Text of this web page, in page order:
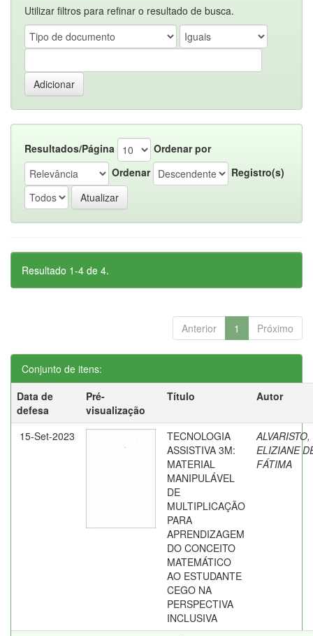
Utilizar filtros para refinar o resultado de busca.
Resultados/Página
Ordenar por
Ordenar
Registro(s)
Resultado 1-4 de 4.
Anterior 1 Próximo
Conjunto de itens:
Data de
defesa
Pré-
visualização
Título Autor
15-Set-2023
TECNOLOGIA
ASSISTIVA 3M:
MATERIAL
MANIPULÁVEL
DE
MULTIPLICAÇÃO
PARA
APRENDIZAGEM
DO CONCEITO
MATEMÁTICO
AO ESTUDANTE
CEGO NA
PERSPECTIVA
INCLUSIVA
ALVARISTO,
ELIZIANE
FÁTIMA